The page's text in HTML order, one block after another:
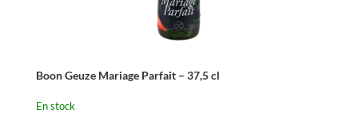
Boon Geuze Mariage Parfait – 37,5 cl
En stock